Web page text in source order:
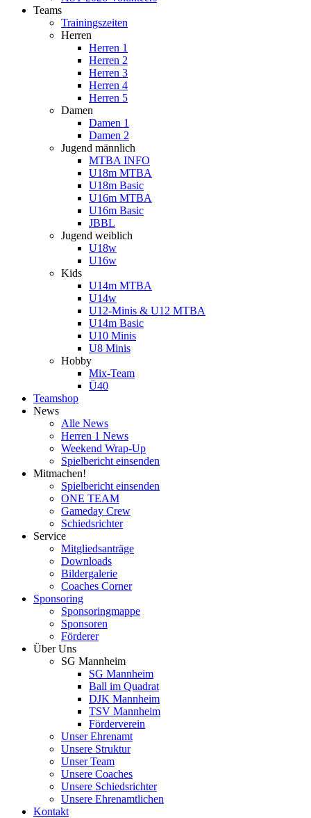
Teams
Trainingszeiten
Herren
Herren 1
Herren 2
Herren 3
Herren 4
Herren 5
Damen
Damen 1
Damen 2
Jugend männlich
MTBA INFO
U18m MTBA
U18m Basic
U16m MTBA
U16m Basic
JBBL
Jugend weiblich
U18w
U16w
Kids
U14m MTBA
U14w
U12-Minis & U12 MTBA
U14m Basic
U10 Minis
U8 Minis
Hobby
Mix-Team
Ü40
Teamshop
News
Alle News
Herren 1 News
Weekend Wrap-Up
Spielbericht einsenden
Mitmachen!
Spielbericht einsenden
ONE TEAM
Gameday Crew
Schiedsrichter
Service
Mitgliedsanträge
Downloads
Bildergalerie
Coaches Corner
Sponsoring
Sponsoringmappe
Sponsoren
Förderer
Über Uns
SG Mannheim
SG Mannheim
Ball im Quadrat
DJK Mannheim
TSV Mannheim
Förderverein
Unser Ehrenamt
Unsere Struktur
Unser Team
Unsere Coaches
Unsere Schiedsrichter
Unsere Ehrenamtlichen
Kontakt